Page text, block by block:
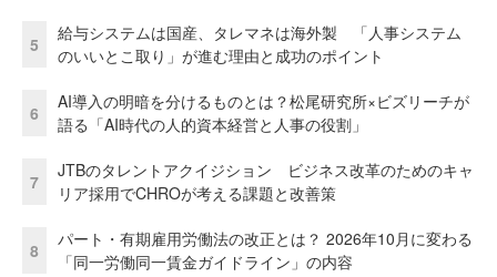
5
給与システムは国産、タレマネは海外製 「人事システム
のいいとこ取り」が進む理由と成功のポイント
6
AI導入の明暗を分けるものとは？松尾研究所×ビズリーチが
語る「AI時代の人的資本経営と人事の役割」
7
JTBのタレントアクイジション ビジネス改革のためのキャ
リア採用でCHROが考える課題と改善策
8
パート・有期雇用労働法の改正とは？ 2026年10月に変わる
「同一労働同一賃金ガイドライン」の内容